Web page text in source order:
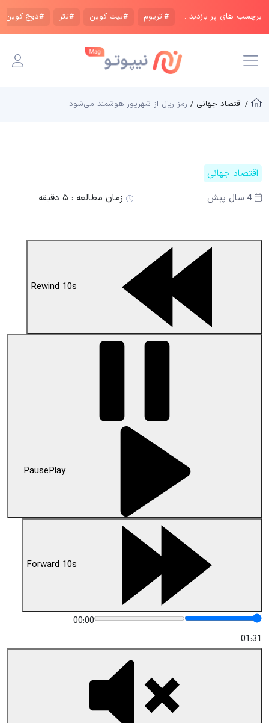
برچسب های پر بازدید : #اتریوم #بیت کوین #تتر #دوج کوین
/ اقتصاد جهانی / رمز ریال از شهریور هوشمند می‌شود
اقتصاد جهانی
4 سال پیش
زمان مطالعه : ۵ دقیقه
Rewind 10s
PausePlay
Forward 10s
00:00
01:31